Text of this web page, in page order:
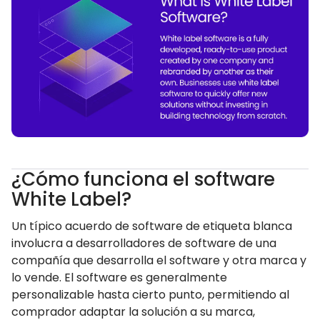
¿Cómo funciona el software
White Label?
Un típico acuerdo de software de etiqueta blanca
involucra a desarrolladores de software de una
compañía que desarrolla el software y otra marca y
lo vende. El software es generalmente
personalizable hasta cierto punto, permitiendo al
comprador adaptar la solución a su marca,